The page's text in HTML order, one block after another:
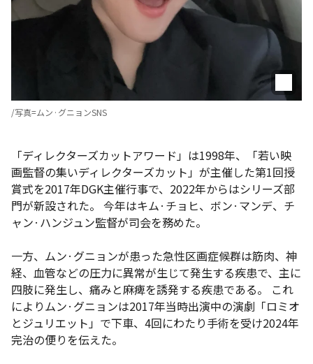
/写真=ムン·グニョンSNS
「ディレクターズカットアワード」は1998年、「若い映
画監督の集いディレクターズカット」が主催した第1回授
賞式を2017年DGK主催行事で、2022年からはシリーズ部
門が新設された。 今年はキム·チョヒ、ボン·マンデ、チ
ャン·ハンジュン監督が司会を務めた。
一方、ムン·グニョンが患った急性区画症候群は筋肉、神
経、血管などの圧力に異常が生じて発生する疾患で、主に
四肢に発生し、痛みと麻痺を誘発する疾患である。 これ
によりムン·グニョンは2017年当時出演中の演劇「ロミオ
とジュリエット」で下車、4回にわたり手術を受け2024年
完治の便りを伝えた。